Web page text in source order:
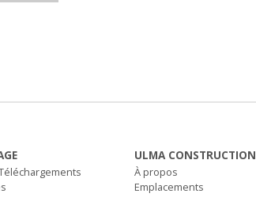
ULMA CONSTRUCTION
À propos
Emplacements